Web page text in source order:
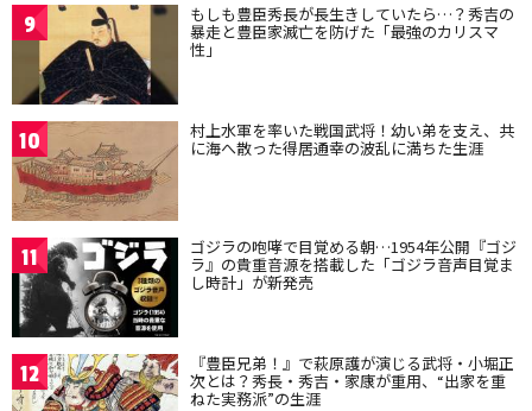
9 もしも豊臣秀長が長生きしていたら…？秀吉の
暴走と豊臣家滅亡を防げた「最強のカリスマ
性」
10 村上水軍を率いた戦国武将！幼い弟を支え、共
に海へ散った得居通幸の波乱に満ちた生涯
11 ゴジラの咆哮で目覚める朝…1954年公開『ゴジ
ラ』の貴重音源を搭載した「ゴジラ音声目覚ま
し時計」が新発売
12 『豊臣兄弟！』で萩原護が演じる武将・小堀正
次とは？秀長・秀吉・家康が重用、“出家を重
ねた実務派”の生涯